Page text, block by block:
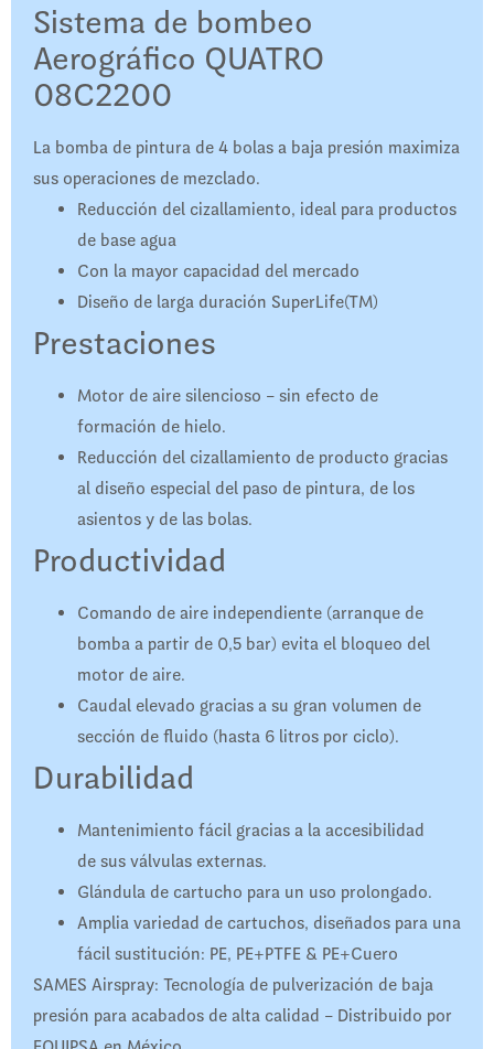
Sistema de bombeo
Aerográfico QUATRO
08C2200
La bomba de pintura de 4 bolas a baja presión maximiza
sus operaciones de mezclado.
Reducción del cizallamiento, ideal para productos
de base agua
Con la mayor capacidad del mercado
Diseño de larga duración SuperLife(TM)
Prestaciones
Motor de aire silencioso – sin efecto de
formación de hielo.
Reducción del cizallamiento de producto gracias
al diseño especial del paso de pintura, de los
asientos y de las bolas.
Productividad
Comando de aire independiente (arranque de
bomba a partir de 0,5 bar) evita el bloqueo del
motor de aire.
Caudal elevado gracias a su gran volumen de
sección de fluido (hasta 6 litros por ciclo).
Durabilidad
Mantenimiento fácil gracias a la accesibilidad
de sus válvulas externas.
Glándula de cartucho para un uso prolongado.
Amplia variedad de cartuchos, diseñados para una
fácil sustitución: PE, PE+PTFE & PE+Cuero
SAMES Airspray: Tecnología de pulverización de baja
presión para acabados de alta calidad – Distribuido por